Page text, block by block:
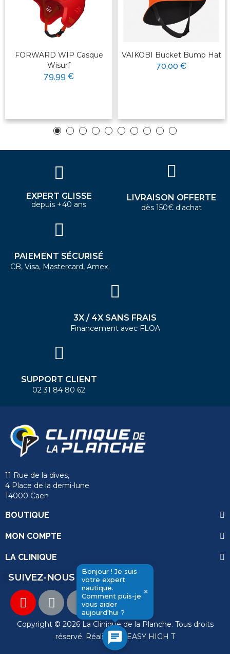
FORWARD WIP Casque
Wisurf
79,99 €
VAIKOBI Bucket Bump Hat
70,00 €
Bonjour ! Je suis
votre expert
nautique.
Comment puis-je
vous aider
aujourd'hui ?
×
chat
EXPERT GLISSE
depuis +40 ans
LIVRAISON OFFERTE
dès 150€ d'achat
PAIEMENT SÉCURISÉ
CB, Visa, Mastercard, Amex
3X / 4X SANS FRAIS
Financement avec FLOA
SUPPORT CLIENT
02 31 84 80 62
11 Rue de la dives,
4 Place de la demi-lune
14000 Caen
BOUTIQUE
MON COMPTE
LA CLINIQUE
SUIVEZ-NOUS
Copyright © 2026 La Clinique de la Planche. Tous droits
réservé. Réalisation EASY HIGH T